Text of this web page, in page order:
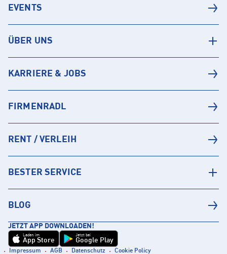
EVENTS
ÜBER UNS
KARRIERE & JOBS
FIRMENRADL
RENT / VERLEIH
BESTER SERVICE
BLOG
JETZT APP DOWNLOADEN!
Laden im
App Store
Jetzt bei
Google Play
Impressum AGB Datenschutz Cookie Policy